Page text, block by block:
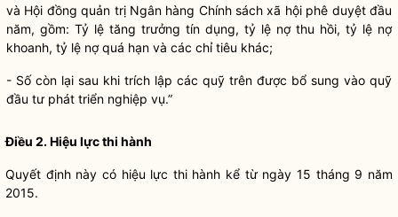
và Hội đồng quản trị Ngân hàng Chính sách xã hội phê duyệt đầu
năm, gồm: Tỷ lệ tăng trưởng tín dụng, tỷ lệ nợ thu hồi, tỷ lệ nợ
khoanh, tỷ lệ nợ quá hạn và các chỉ tiêu khác;
- Số còn lại sau khi trích lập các quỹ trên được bổ sung vào quỹ
đầu tư phát triển nghiệp vụ.”
Điều 2. Hiệu lực thi hành
Quyết định này có hiệu lực thi hành kể từ ngày 15 tháng 9 năm
2015.